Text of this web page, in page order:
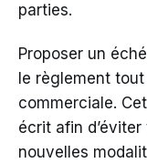
parties.
Proposer un
le règlement
commerciale.
écrit afin
nouvelles